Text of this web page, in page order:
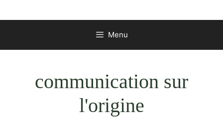
Menu
communication sur
l'origine